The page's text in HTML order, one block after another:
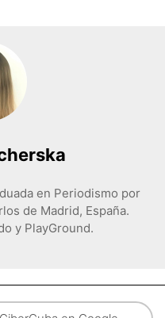
en Periodismo por
de Madrid, España.
y PlayGround.